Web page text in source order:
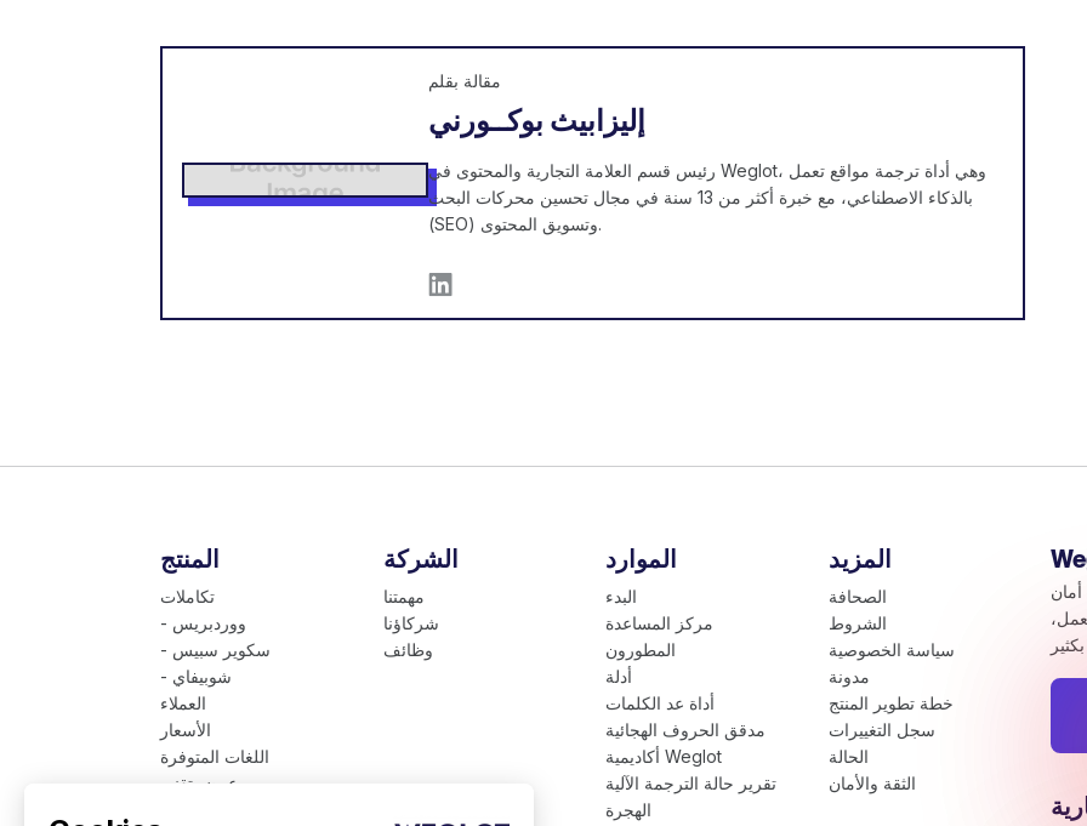
مقالة بقلم
إليزابيث بوكــورني
رئيس قسم العلامة التجارية والمحتوى في Weglot، وهي أداة ترجمة مواقع تعمل
بالذكاء الاصطناعي، مع خبرة أكثر من 13 سنة في مجال تحسين محركات البحث
(SEO) وتسويق المحتوى.
المنتج
تكاملات
- ووردبريس
- سكوير سبيس
- شوبيفاي
العملاء
الأسعار
اللغات المتوفرة
عرض تقني
الشركة
مهمتنا
شركاؤنا
وظائف
الموارد
البدء
مركز المساعدة
المطورون
أدلة
أداة عد الكلمات
مدقق الحروف الهجائية
أكاديمية Weglot
تقرير حالة الترجمة الآلية
الهجرة
المزيد
الصحافة
الشروط
سياسة الخصوصية
مدونة
خطة تطوير المنتج
سجل التغييرات
الحالة
الثقة والأمان